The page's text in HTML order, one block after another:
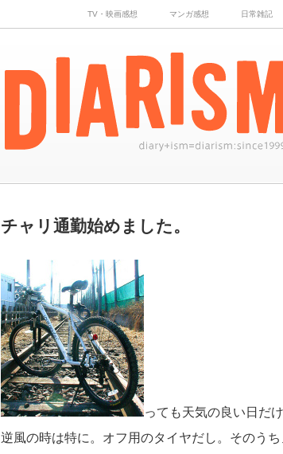
TV・映画感想 マンガ感想 日常雑記
チャリ通勤始めました。
っても天気の良い日だ
逆風の時は特に。オフ用のタイヤだし。そのう